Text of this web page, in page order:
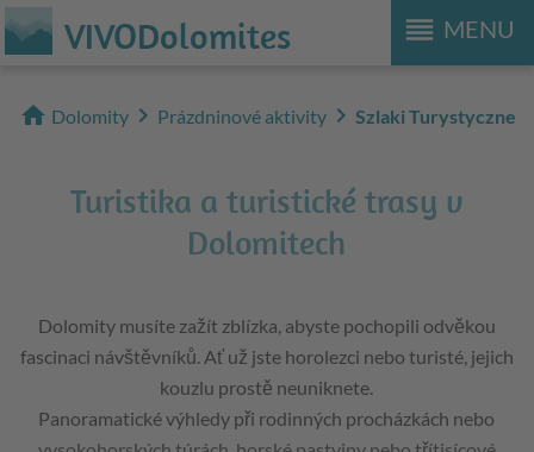
reorder MENU
VIVODolomites
home Dolomitychevron_right Prázdninové aktivitychevron_right Szlaki Turystyczne
Turistika a turistické trasy v
Dolomitech
Dolomity musíte zažít zblízka, abyste pochopili odvěkou
fascinaci návštěvníků. Ať už jste horolezci nebo turisté, jejich
kouzlu prostě neuniknete.
Panoramatické výhledy při rodinných procházkách nebo